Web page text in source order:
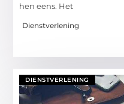
hen eens. Het
Dienstverlening
DIENSTVERLENING